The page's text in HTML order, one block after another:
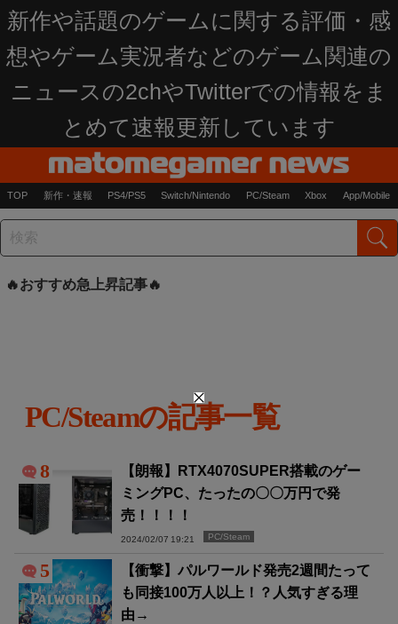
新作や話題のゲームに関する評価・感
想やゲーム実況者などのゲーム関連の
ニュースの2chやTwitterでの情報をま
とめて速報更新しています
TOP 新作・速報 PS4/PS5 Switch/Nintendo PC/Steam Xbox App/Mobile
おすすめ急上昇記事
PC/Steamの記事一覧
8
【朗報】RTX4070SUPER搭載のゲー
ミングPC、たったの〇〇万円で発
売！！！！
2024/02/07 19:21 PC/Steam
5
【衝撃】パルワールド発売2週間たって
も同接100万人以上！？人気すぎる理
由→